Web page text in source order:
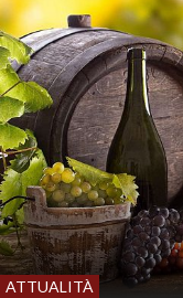
ATTUALITÀ